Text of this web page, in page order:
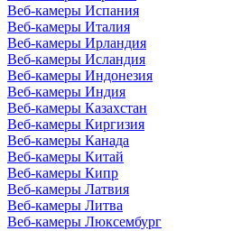
Веб-камеры Испания
Веб-камеры Италия
Веб-камеры Ирландия
Веб-камеры Исландия
Веб-камеры Индонезия
Веб-камеры Индия
Веб-камеры Казахстан
Веб-камеры Киргизия
Веб-камеры Канада
Веб-камеры Китай
Веб-камеры Кипр
Веб-камеры Латвия
Веб-камеры Литва
Веб-камеры Люксембург